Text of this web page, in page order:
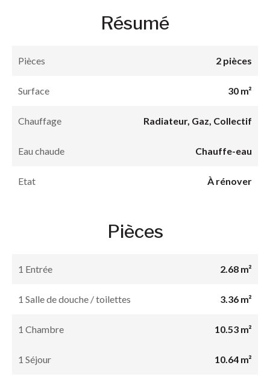
Résumé
Pièces 2 pièces
Surface 30 m²
Chauffage Radiateur, Gaz, Collectif
Eau chaude Chauffe-eau
Etat À rénover
Pièces
1 Entrée 2.68 m²
1 Salle de douche / toilettes 3.36 m²
1 Chambre 10.53 m²
1 Séjour 10.64 m²